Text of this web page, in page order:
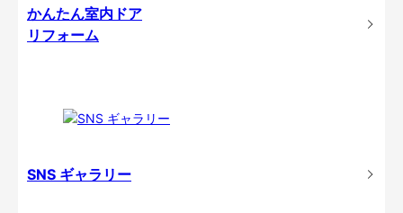
かんたん室内ドア
リフォーム
SNS ギャラリー